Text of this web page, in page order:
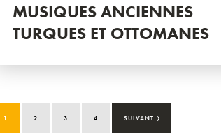
MUSIQUES ANCIENNES
TURQUES ET OTTOMANES
1 2 3 4 SUIVANT ›